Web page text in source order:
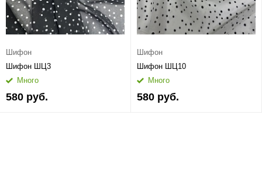
Шифон
Шифон ШЦ3
Много
580 руб.
Шифон
Шифон ШЦ10
Много
580 руб.